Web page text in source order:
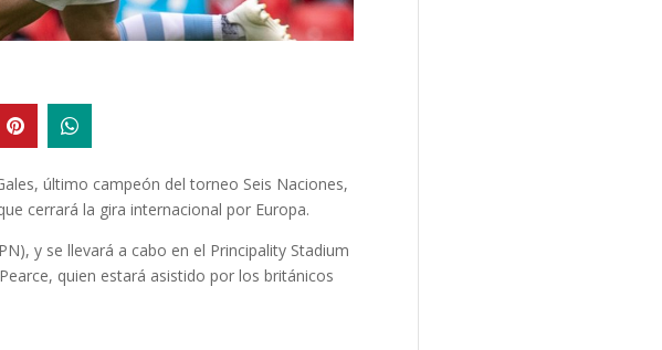
último campeón del torneo Seis Naciones,
cerrará la gira internacional por Europa.
y se llevará a cabo en el Principality Stadium
quien estará asistido por los británicos